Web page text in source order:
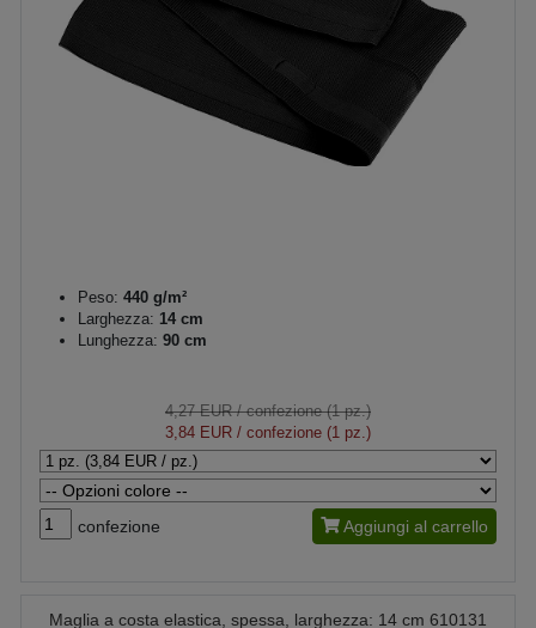
Peso: 440 g/m²
Larghezza: 14 cm
Lunghezza: 90 cm
4,27 EUR/ confezione (1 pz.)
3,84 EUR / confezione (1 pz.)
confezione Aggiungi al carrello
Maglia a costa elastica, spessa, larghezza: 14 cm 610131